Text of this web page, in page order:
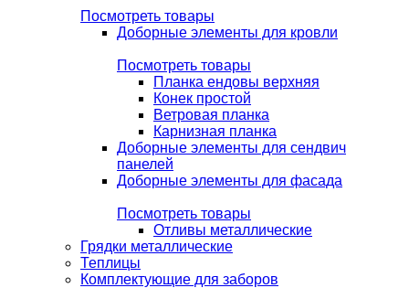
Посмотреть товары
Доборные элементы для кровли
Посмотреть товары
Планка ендовы верхняя
Конек простой
Ветровая планка
Карнизная планка
Доборные элементы для сендвич
панелей
Доборные элементы для фасада
Посмотреть товары
Отливы металлические
Грядки металлические
Теплицы
Комплектующие для заборов